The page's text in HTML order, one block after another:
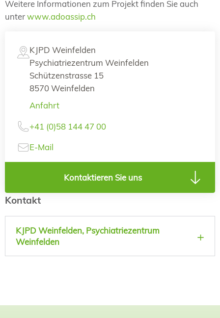
Weitere Informationen zum Projekt finden Sie auch
unterwww.adoassip.ch
KJPD Weinfelden
Psychiatriezentrum Weinfelden
Schützenstrasse 15
8570 Weinfelden
Anfahrt
+41 (0)58 144 47 00
E-Mail
Kontaktieren Sie uns
Kontakt
KJPD Weinfelden, Psychiatriezentrum
Weinfelden